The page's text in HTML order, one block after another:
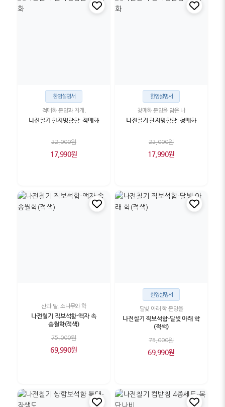
한영설명서
적매화 문양과 자개,
나전칠기 한지명함함- 적매화
22,000원
17,990원
한영설명서
청매화 문양을 담은 나
나전칠기 한지명함함- 청매화
22,000원
17,990원
산과 달, 소나무와 학
나전칠기 직보석함-액자 속
송월학(적색)
75,000원
69,990원
한영설명서
달빛 아래 학 문양을
나전칠기 직보석함-달빛 아래 학
(적색)
75,000원
69,990원